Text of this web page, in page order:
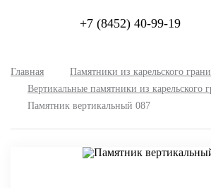
+7 (8452) 40-99-19
Главная
Памятники из карельского
Вертикальные памятники из карельского
Памятник вертикальный 087